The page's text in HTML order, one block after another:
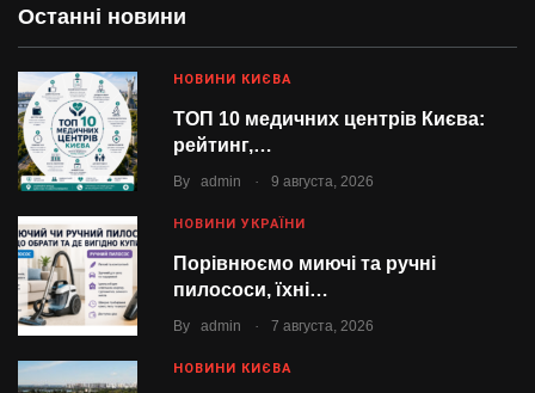
Останні новини
НОВИНИ КИЄВА
ТОП 10 медичних центрів Києва:
рейтинг,…
By admin . 9 августа, 2026
НОВИНИ УКРАЇНИ
Порівнюємо миючі та ручні
пилососи, їхні…
By admin . 7 августа, 2026
НОВИНИ КИЄВА